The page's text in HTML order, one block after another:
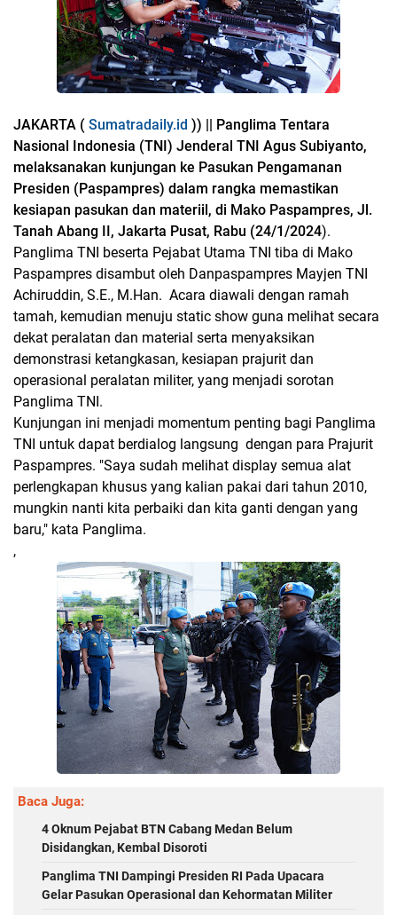
JAKARTA ( Sumatradaily.id )) || Panglima Tentara
Nasional Indonesia (TNI) Jenderal TNI Agus Subiyanto,
melaksanakan kunjungan ke Pasukan Pengamanan
Presiden (Paspampres) dalam rangka memastikan
kesiapan pasukan dan materiil, di Mako Paspampres, Jl.
Tanah Abang II, Jakarta Pusat, Rabu (24/1/2024).
Panglima TNI beserta Pejabat Utama TNI tiba di Mako
Paspampres disambut oleh Danpaspampres Mayjen TNI
Achiruddin, S.E., M.Han. Acara diawali dengan ramah
tamah, kemudian menuju static show guna melihat secara
dekat peralatan dan material serta menyaksikan
demonstrasi ketangkasan, kesiapan prajurit dan
operasional peralatan militer, yang menjadi sorotan
Panglima TNI.
Kunjungan ini menjadi momentum penting bagi Panglima
TNI untuk dapat berdialog langsung dengan para Prajurit
Paspampres. "Saya sudah melihat display semua alat
perlengkapan khusus yang kalian pakai dari tahun 2010,
mungkin nanti kita perbaiki dan kita ganti dengan yang
baru," kata Panglima.
,
Baca Juga:
4 Oknum Pejabat BTN Cabang Medan Belum
Disidangkan, Kembal Disoroti
Panglima TNI Dampingi Presiden RI Pada Upacara
Gelar Pasukan Operasional dan Kehormatan Militer